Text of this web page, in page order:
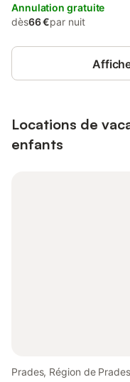
Annulation gratuite
dès66 €par nuit
Locations de
enfants
Prades, Région de Prades